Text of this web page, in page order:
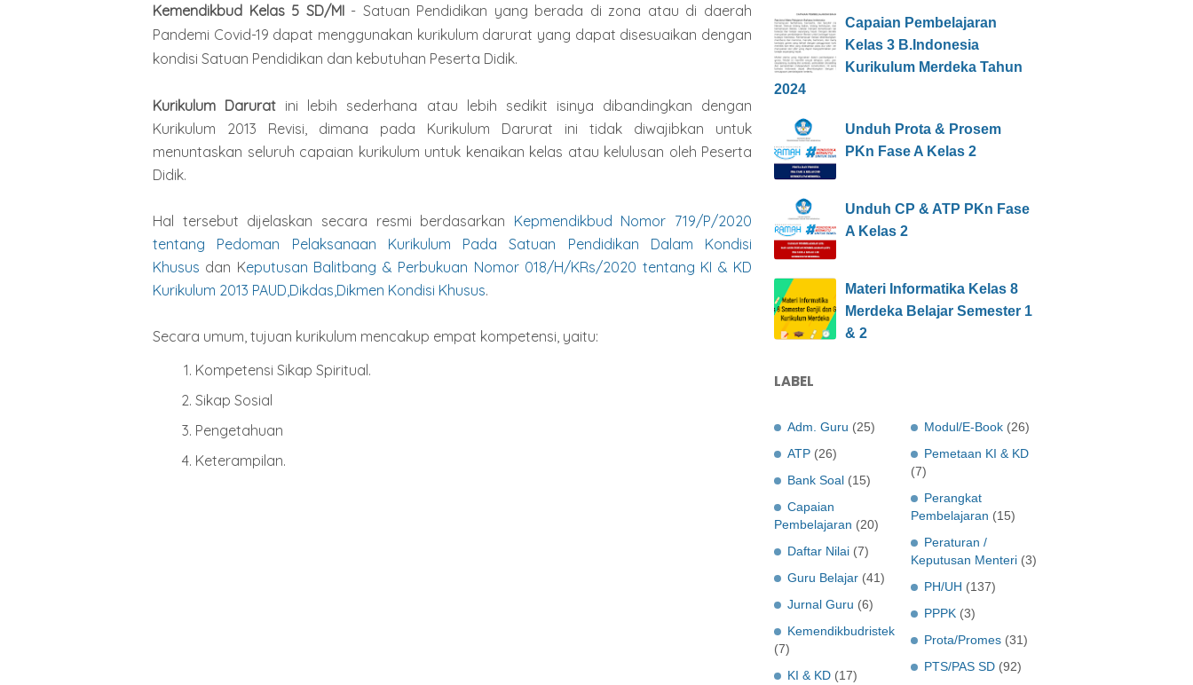
Kemendikbud Kelas 5 SD/MI- Satuan Pendidikan yang berada di zona atau di daerah
Pandemi Covid-19 dapat menggunakan kurikulum darurat yang dapat disesuaikan dengan
kondisi Satuan Pendidikan dan kebutuhan Peserta Didik.
Kurikulum Darurat ini lebih sederhana atau lebih sedikit isinya dibandingkan dengan
Kurikulum 2013 Revisi, dimana pada Kurikulum Darurat ini tidak diwajibkan untuk
menuntaskan seluruh capaian kurikulum untuk kenaikan kelas atau kelulusan oleh Peserta
Didik.
Hal tersebut dijelaskan secara resmi berdasarkan Kepmendikbud Nomor 719/P/2020
tentang Pedoman Pelaksanaan Kurikulum Pada Satuan Pendidikan Dalam Kondisi
Khusus dan Keputusan Balitbang & Perbukuan Nomor 018/H/KRs/2020 tentang KI & KD
Kurikulum 2013 PAUD,Dikdas,Dikmen Kondisi Khusus.
Secara umum, tujuan kurikulum mencakup empat kompetensi, yaitu:
Kompetensi Sikap Spiritual.
Sikap Sosial
Pengetahuan
Keterampilan.
Capaian Pembelajaran
Kelas 3 B.Indonesia
Kurikulum Merdeka Tahun
2024
Unduh Prota & Prosem
PKn Fase A Kelas 2
Unduh CP & ATP PKn Fase
A Kelas 2
Materi Informatika Kelas 8
Merdeka Belajar Semester 1
& 2
LABEL
Adm. Guru (25)
ATP (26)
Bank Soal (15)
Capaian
Pembelajaran (20)
Daftar Nilai (7)
Guru Belajar (41)
Jurnal Guru (6)
Kemendikbudristek
(7)
KI & KD (17)
Modul/E-Book (26)
Pemetaan KI & KD
(7)
Perangkat
Pembelajaran (15)
Peraturan /
Keputusan Menteri (3)
PH/UH (137)
PPPK (3)
Prota/Promes (31)
PTS/PAS SD (92)